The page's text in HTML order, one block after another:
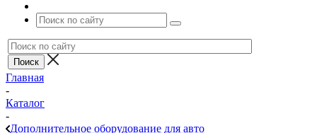
Главная
-
Каталог
-
Дополнительное оборудование для авто